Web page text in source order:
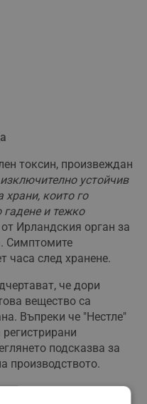
токсин, произвеждан
устойчив
храни, които го
и тежко
Ирландския орган за
Симптомите
часа след хранене.
че дори
вещество са
Въпреки че "Нестле"
подсказва за
производството.